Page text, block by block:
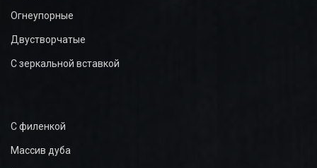
Огнеупорные
Двустворчатые
С зеркальной вставкой
С филенкой
Массив дуба